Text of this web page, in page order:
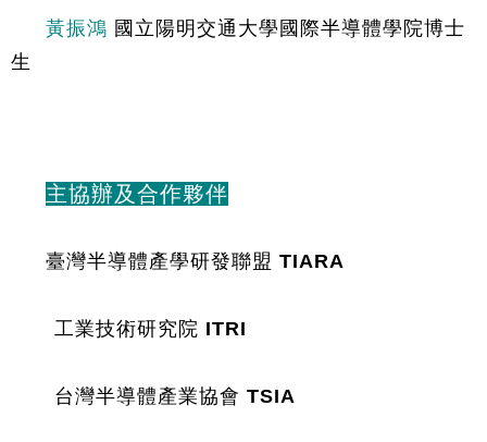
黃振鴻 國立陽明交通大學國際半導體學院博士
生
主協辦及合作夥伴
臺灣半導體產學研發聯盟 TIARA
	工業技術研究院 ITRI
	台灣半導體產業協會 TSIA